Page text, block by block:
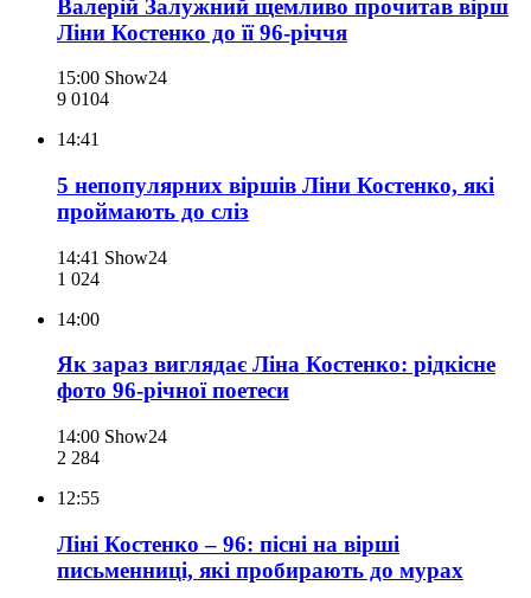
Валерій Залужний щемливо прочитав вірш
Ліни Костенко до її 96-річчя
15:00 Show24
9 0104
14:41
5 непопулярних віршів Ліни Костенко, які
проймають до сліз
14:41 Show24
1 024
14:00
Як зараз виглядає Ліна Костенко: рідкісне
фото 96-річної поетеси
14:00 Show24
2 284
12:55
Ліні Костенко – 96: пісні на вірші
письменниці, які пробирають до мурах